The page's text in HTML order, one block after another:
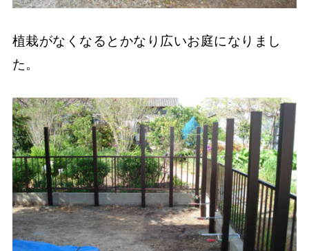
植栽がなくなるとかなり広いお庭になりまし
た。